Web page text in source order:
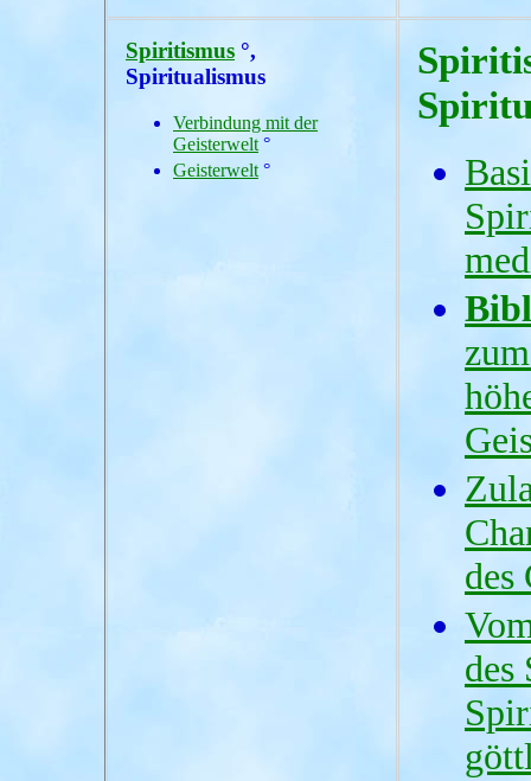
Spiritismus °,
Spiritualismus
Verbindung mit der
Geisterwelt °
Geisterwelt °
des
des